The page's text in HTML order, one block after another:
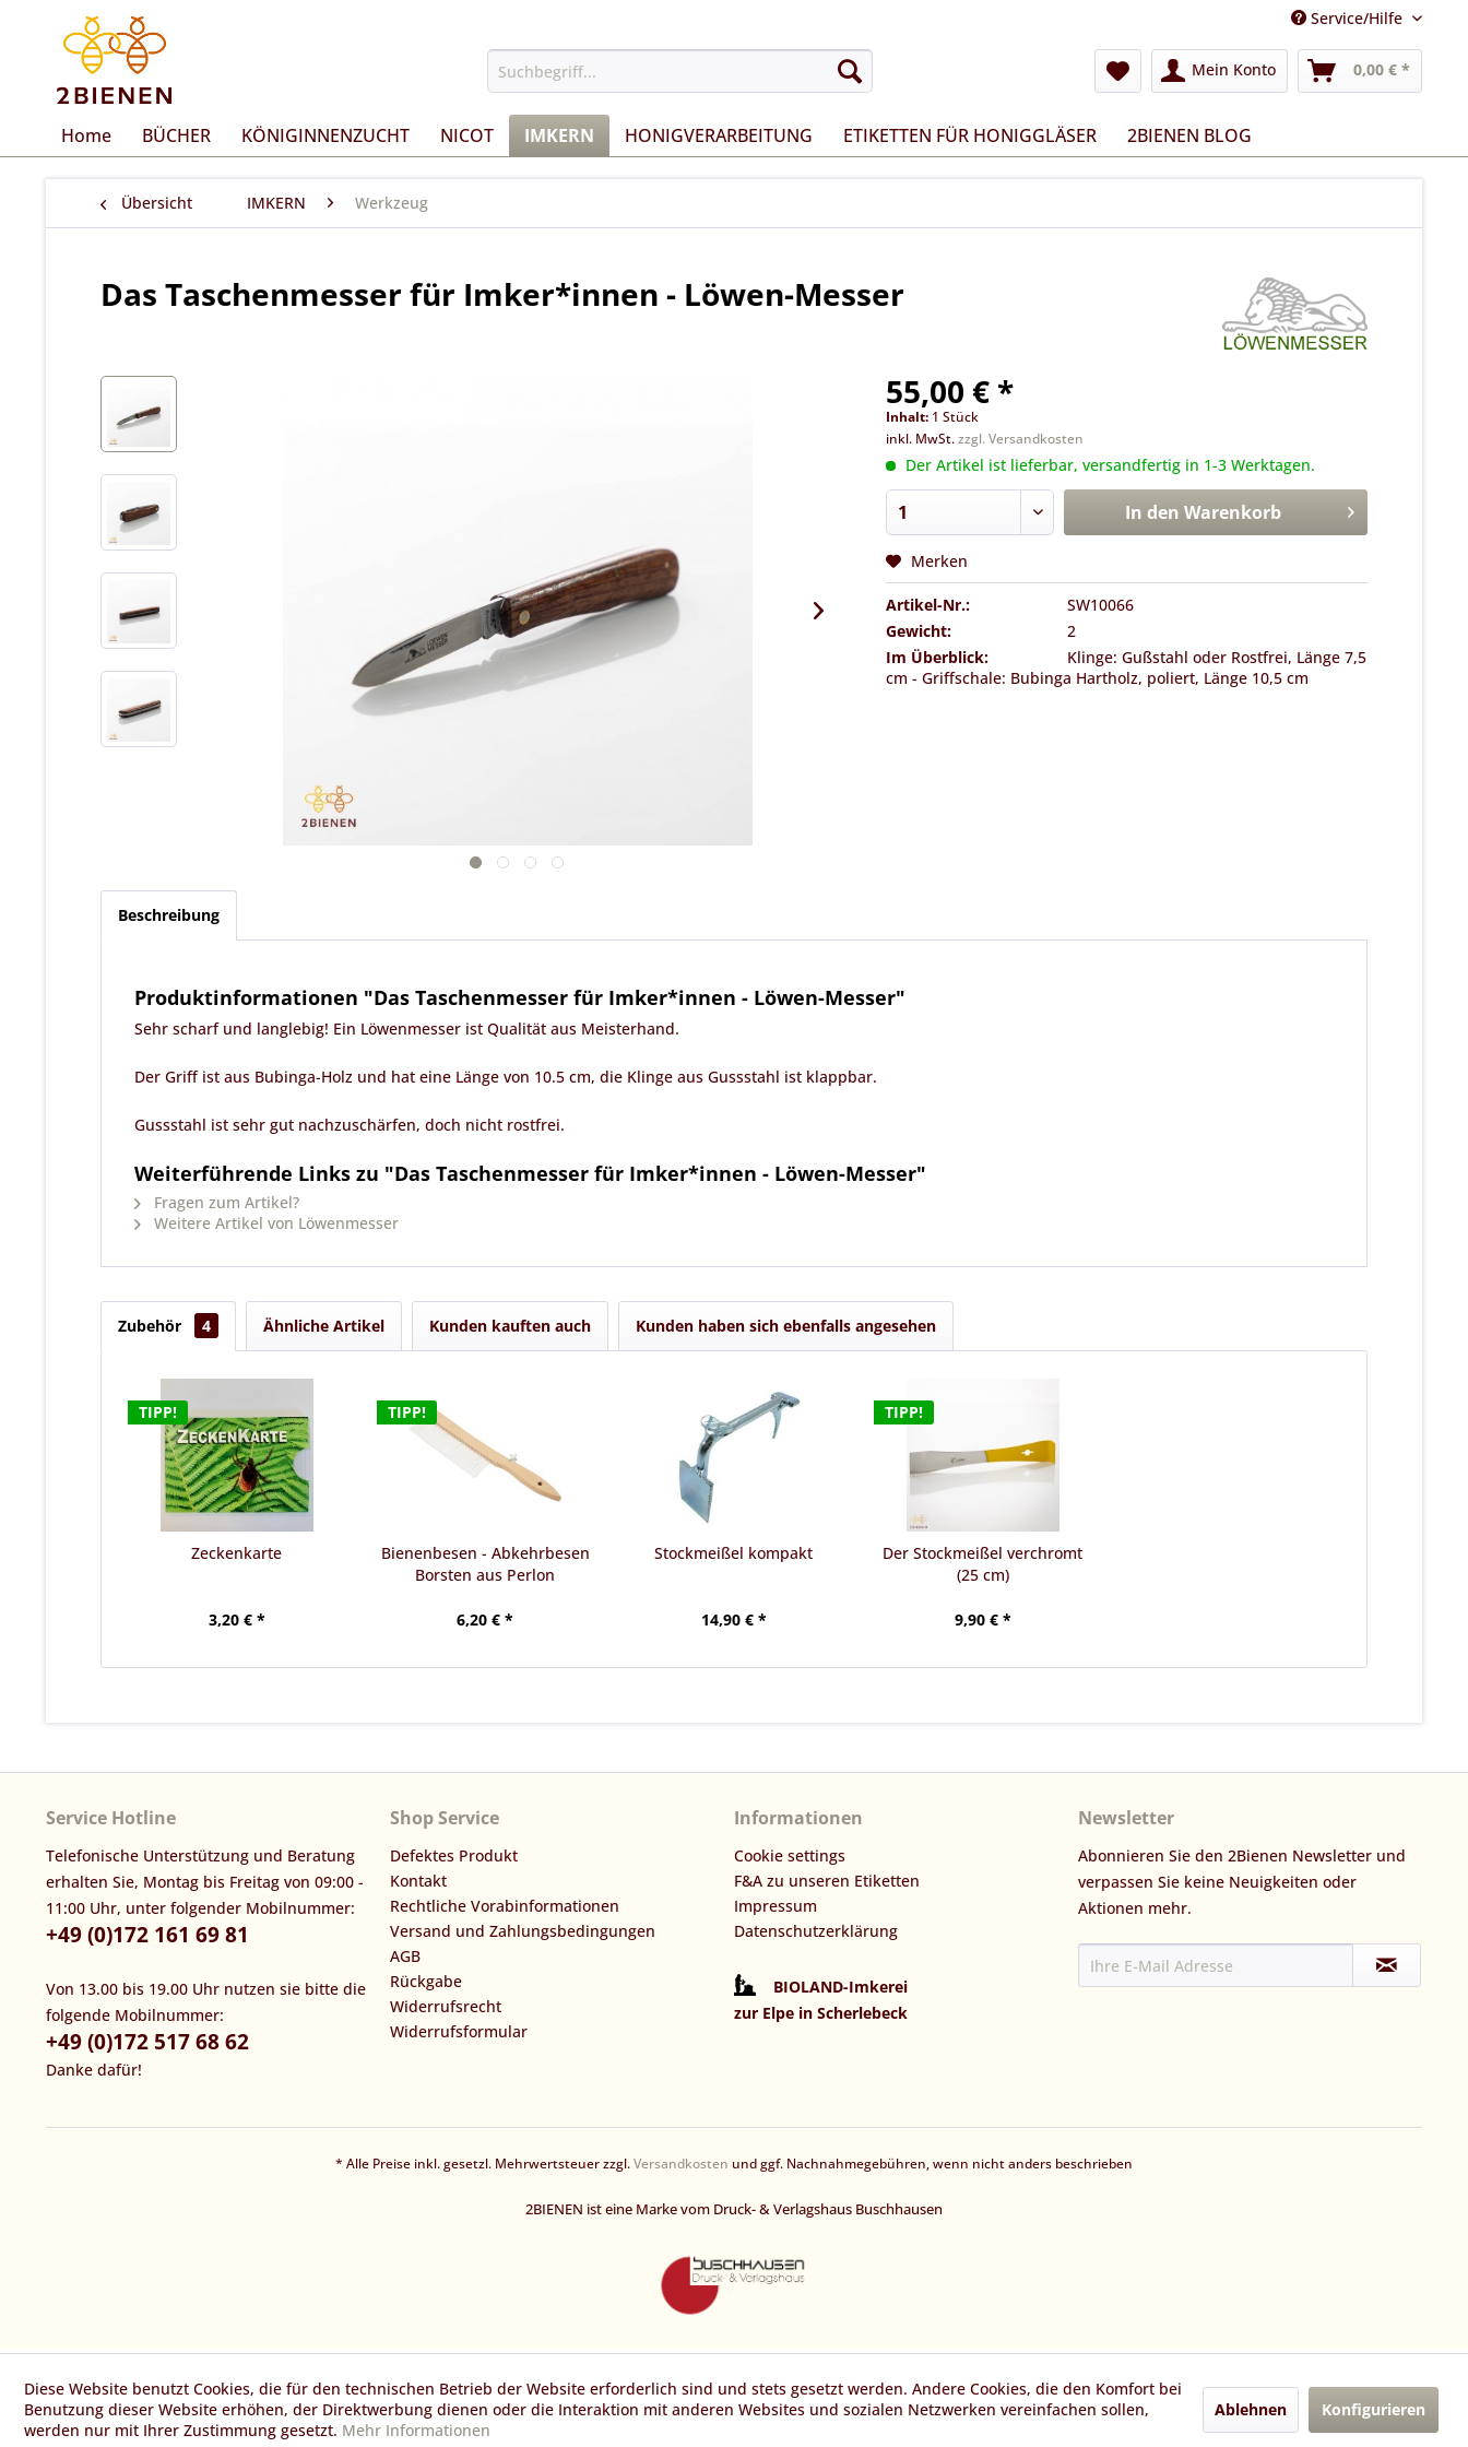
Service/Hilfe
Mein Konto 0,00 € *
Home BÜCHER KÖNIGINNENZUCHT NICOT IMKERN HONIGVERARBEITUNG ETIKETTEN FÜR HONIGGLÄSER 2BIENEN BLOG
Übersicht IMKERN Werkzeug
Das Taschenmesser für Imker*innen - Löwen-Messer
55,00 € *
Inhalt: 1 Stück
inkl. MwSt.zzgl. Versandkosten
Der Artikel ist lieferbar, versandfertig in 1-3 Werktagen.
In den Warenkorb
Merken
Artikel-Nr.:
SW10066
Gewicht:
2
Im Überblick:
Klinge: Gußstahl oder Rostfrei, Länge 7,5
cm - Griffschale: Bubinga Hartholz, poliert, Länge 10,5 cm
Beschreibung
Produktinformationen "Das Taschenmesser für Imker*innen - Löwen-Messer"
Sehr scharf und langlebig! Ein Löwenmesser ist Qualität aus Meisterhand.
Der Griff ist aus Bubinga-Holz und hat eine Länge von 10.5 cm, die Klinge aus Gussstahl ist klappbar.
Gussstahl ist sehr gut nachzuschärfen, doch nicht rostfrei.
Weiterführende Links zu "Das Taschenmesser für Imker*innen - Löwen-Messer"
Fragen zum Artikel?
Weitere Artikel von Löwenmesser
Zubehör 4 Ähnliche Artikel Kunden kauften auch Kunden haben sich ebenfalls angesehen
TIPP!
Zeckenkarte
3,20 € *
TIPP!
Bienenbesen - Abkehrbesen
Borsten aus Perlon
6,20 € *
Stockmeißel kompakt
14,90 € *
TIPP!
Der Stockmeißel verchromt
(25 cm)
9,90 € *
Service Hotline
Telefonische Unterstützung und Beratung
erhalten Sie, Montag bis Freitag von 09:00 -
11:00 Uhr, unter folgender Mobilnummer:
+49 (0)172 161 69 81
Von 13.00 bis 19.00 Uhr nutzen sie bitte die
folgende Mobilnummer:
+49 (0)172 517 68 62
Danke dafür!
Shop Service
Defektes Produkt
Kontakt
Rechtliche Vorabinformationen
Versand und Zahlungsbedingungen
AGB
Rückgabe
Widerrufsrecht
Widerrufsformular
Informationen
Cookie settings
F&A zu unseren Etiketten
Impressum
Datenschutzerklärung
BIOLAND-Imkerei
zur Elpe in Scherlebeck
Newsletter
Abonnieren Sie den 2Bienen Newsletter und
verpassen Sie keine Neuigkeiten oder
Aktionen mehr.
* Alle Preise inkl. gesetzl. Mehrwertsteuer zzgl.Versandkosten und ggf. Nachnahmegebühren, wenn nicht anders beschrieben
2BIENEN ist eine Marke vom Druck- & Verlagshaus Buschhausen
Diese Website benutzt Cookies, die für den technischen Betrieb der Website erforderlich sind und stets gesetzt werden. Andere Cookies, die den Komfort bei
Benutzung dieser Website erhöhen, der Direktwerbung dienen oder die Interaktion mit anderen Websites und sozialen Netzwerken vereinfachen sollen,
werden nur mit Ihrer Zustimmung gesetzt. Mehr Informationen
Ablehnen Konfigurieren